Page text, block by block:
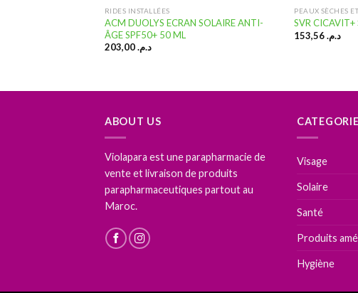
RIDES INSTALLÉES
ACM DUOLYS ECRAN SOLAIRE ANTI-
ÂGE SPF50+ 50 ML
د.م.203,00
PEAUX SÈCHES
SVR
د.م.153,56
ABOUT US
Violapara est une parapharmacie de
vente et livraison de produits
parapharmaceutiques partout au
Maroc.
Visage
Solaire
Santé
Produits
Hygiène